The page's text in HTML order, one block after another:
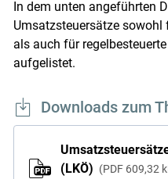
In dem unten angeführten
Umsatzsteuersätze
als auch für
aufgelistet.
Downloads zum
(LKÖ)
PDF 609,32